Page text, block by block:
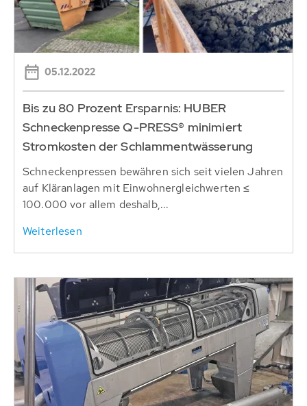
05.12.2022
Bis zu 80 Prozent Ersparnis: HUBER
Schneckenpresse Q-PRESS® minimiert
Stromkosten der Schlammentwässerung
Schneckenpressen bewähren sich seit vielen Jahren
auf Kläranlagen mit Einwohnergleichwerten ≤
100.000 vor allem deshalb,...
Weiterlesen